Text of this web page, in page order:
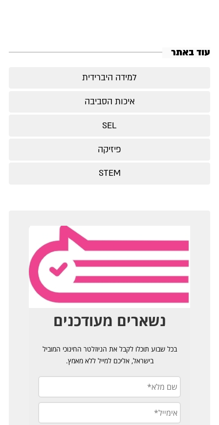
עוד באתר
למידה היברידית
איכות הסביבה
SEL
פיזיקה
STEM